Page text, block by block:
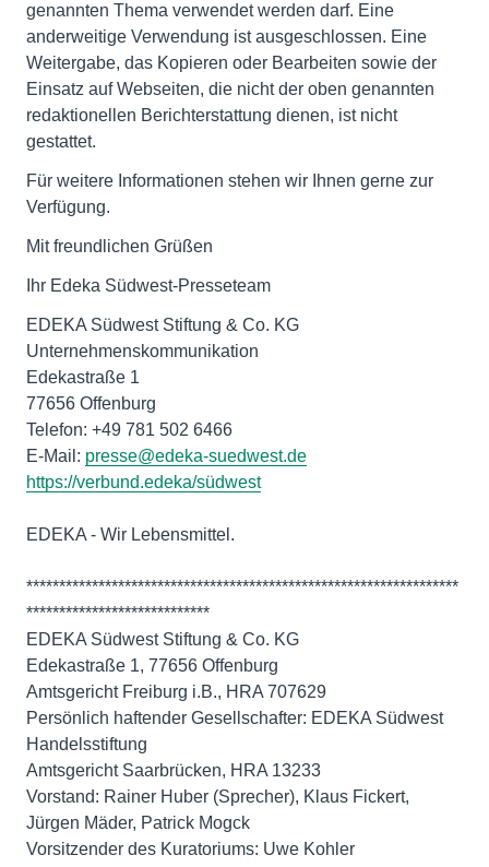
genannten Thema verwendet werden darf. Eine
anderweitige Verwendung ist ausgeschlossen. Eine
Weitergabe, das Kopieren oder Bearbeiten sowie der
Einsatz auf Webseiten, die nicht der oben genannten
redaktionellen Berichterstattung dienen, ist nicht
gestattet.
Für weitere Informationen stehen wir Ihnen gerne zur
Verfügung.
Mit freundlichen Grüßen
Ihr Edeka Südwest-Presseteam
EDEKA Südwest Stiftung & Co. KG
Unternehmenskommunikation
Edekastraße 1
77656 Offenburg
Telefon: +49 781 502 6466
E-Mail: presse@edeka-suedwest.de
https://verbund.edeka/südwest
EDEKA - Wir Lebensmittel.
******************************************************************
****************************
EDEKA Südwest Stiftung & Co. KG
Edekastraße 1, 77656 Offenburg
Amtsgericht Freiburg i.B., HRA 707629
Persönlich haftender Gesellschafter: EDEKA Südwest
Handelsstiftung
Amtsgericht Saarbrücken, HRA 13233
Vorstand: Rainer Huber (Sprecher), Klaus Fickert,
Jürgen Mäder, Patrick Mogck
Vorsitzender des Kuratoriums: Uwe Kohler